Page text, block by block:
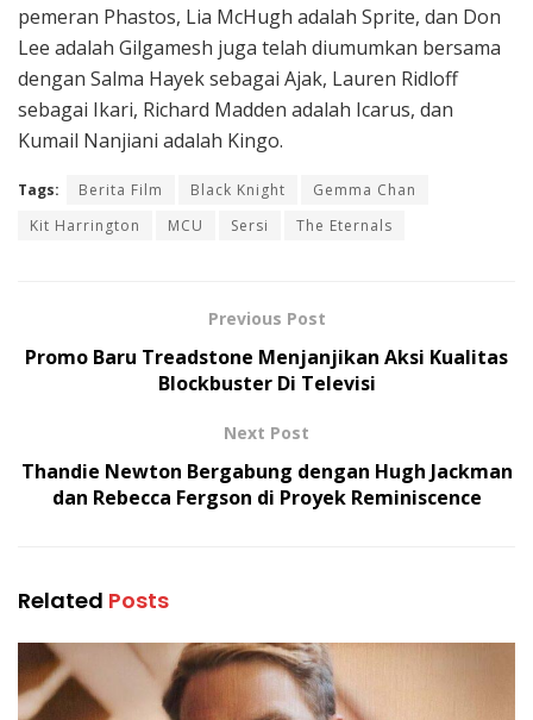
pemeran Phastos, Lia McHugh adalah Sprite, dan Don
Lee adalah Gilgamesh juga telah diumumkan bersama
dengan Salma Hayek sebagai Ajak, Lauren Ridloff
sebagai Ikari, Richard Madden adalah Icarus, dan
Kumail Nanjiani adalah Kingo.
Tags: Berita Film Black Knight
Gemma Chan
Kit Harrington
MCU Sersi The Eternals
Previous Post
Promo Baru Treadstone Menjanjikan Aksi Kualitas
Blockbuster Di Televisi
Next Post
Thandie Newton Bergabung dengan Hugh Jackman
dan Rebecca Fergson di Proyek Reminiscence
Related Posts